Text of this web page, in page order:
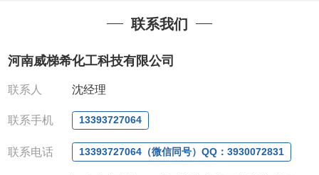
1Mg ; 5Mg;10Mg ;100Mg;250Mg ;500Mg
;1g;2.5g ;5g ;10g可根据客户需求进行分装
作中有用到的试剂,欢迎前来询购
全额退款,并承担所有运费。
QQ:3930072831
联系人: 沈晓东(欢迎致电,或QQ、微信联系)
联系我们
河南威梯希化工科技有限公司
联系人 沈经理
联系手机 13393727064
联系电话 13393727064（微信同号）QQ：3930072831